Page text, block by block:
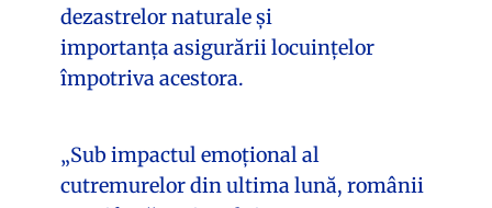
dezastrelor naturale și
importanța asigurării locuințelor
împotriva acestora.
„Sub impactul emoțional al
cutremurelor din ultima lună, românii